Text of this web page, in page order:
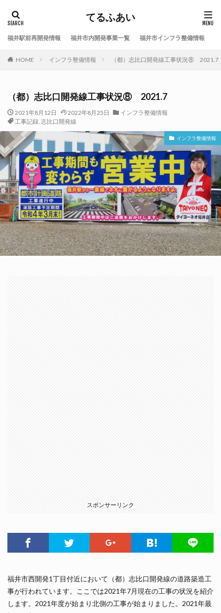
てるふあい
福井駅前再開発情報 福井市内開発事業一覧 福井市インフラ整備情報
HOME インフラ整備情報 （都）志比口開発線工事状況⑧ 2021.7
（都）志比口開発線工事状況⑧ 2021.7
2021年8月12日 2022年8月25日
インフラ整備情報
工事記録, 志比口開発線
インフラ整備情報
スポンサーリンク
福井市西開発1丁目付近において（都）志比口開発線の道路築造工
事が行われています。ここでは2021年7月現在の工事の状況を紹介
します。2021年度が始まり北側の工事が始まりました。2021年最